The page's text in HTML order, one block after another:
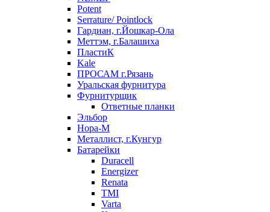
Potent
Serrature/ Pointlock
Гардиан, г.Йошкар-Ола
Меттэм, г.Балашиха
ПластиК
Kale
ПРОСАМ г.Рязань
Уральская фурнитура
Фурнитурщик
Ответные планки
Эльбор
Нора-М
Металлист, г.Кунгур
Батарейки
Duracell
Energizer
Renata
TMI
Varta